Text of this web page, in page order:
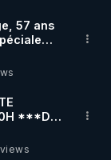
à
la
à une
m'accuse
57 ans
🚀✨
EN